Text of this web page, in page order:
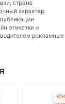
стране
характер,
этикетки и
рекламных